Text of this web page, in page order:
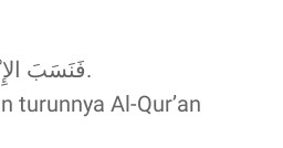
فَنَسَبَ الإِنْزَالَ إِلَى نَفْسِهِ تَعَالَى.
turunnya Al-Qur’an